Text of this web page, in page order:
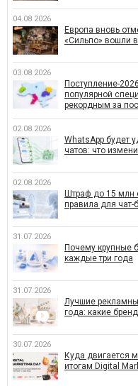
04.08.2026
Европа вновь
«Сильпо» вошли
03.08.2026
Поступление-
популярной
рекордным за
02.08.2026
WhatsApp будет
чатов: что
02.08.2026
Штраф до 15 млн
правила для чат-
31.07.2026
Почему крупные
каждые три года
31.07.2026
Лучшие
года: какие
30.07.2026
Куда двигается
итогам Digital